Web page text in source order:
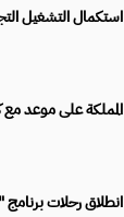
استكمال التشغيل
المملكة على موعد مع
انطلاق رحلات برنامج